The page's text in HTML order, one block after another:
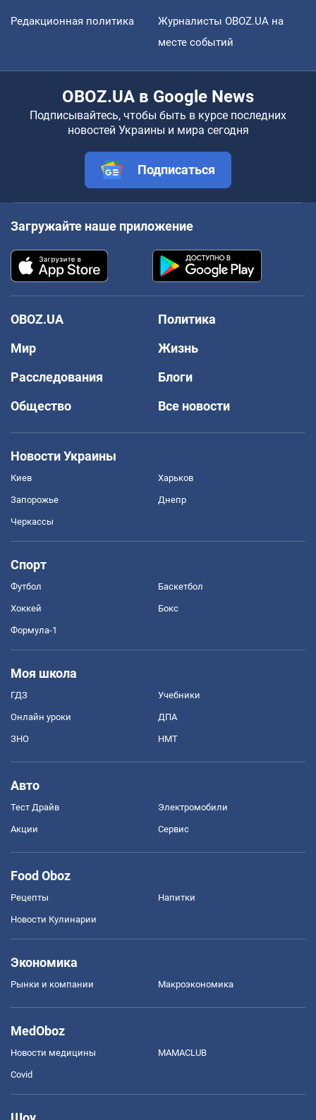
Редакционная политика
Журналисты OBOZ.UA на
месте событий
OBOZ.UA в Google News
Подписывайтесь, чтобы быть в курсе последних
новостей Украины и мира сегодня
Подписаться
Загружайте наше приложение
OBOZ.UA
Политика
Мир
Жизнь
Расследования
Блоги
Общество
Все новости
Новости Украины
Киев Харьков
Запорожье Днепр
Черкассы
Спорт
Футбол Баскетбол
Хоккей Бокс
Формула-1
Моя школа
ГДЗ Учебники
Онлайн уроки ДПА
ЗНО НМТ
Авто
Тест Драйв Электромобили
Акции Сервис
Food Oboz
Рецепты Напитки
Новости Кулинарии
Экономика
Рынки и компании Mакроэкономика
MedOboz
Новости медицины MAMACLUB
Covid